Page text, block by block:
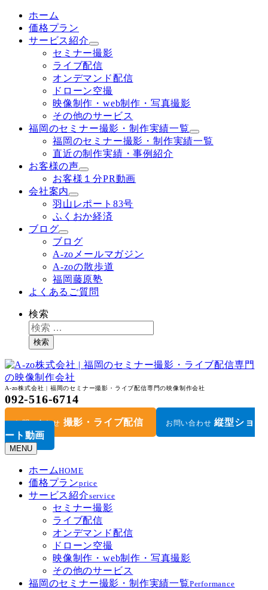
ホーム
価格プラン
サービス紹介
セミナー撮影
ライブ配信
オンデマンド配信
ドローン空撮
映像制作・web制作・写真撮影
その他のサービス
福岡のセミナー撮影・制作実績一覧
福岡のセミナー撮影・制作実績一覧
直近の制作実績・事例紹介
お客様の声
お客様１分PR動画
会社案内
羽山レポート83号
ふくおか経済
ブログ
ブログ
A-zoメールマガジン
A-zoの散歩道
福岡藤原塾
よくあるご質問
検索
検索
A-zo株式会社 | 福岡のセミナー撮影・ライブ配信専門の映像制作会社
092-516-6714
お問い合わせ 撮影・ライブ配信 お問い合わせ 縦型ショ
ート動画
MENU
ホームHOME
価格プランprice
サービス紹介service
セミナー撮影
ライブ配信
オンデマンド配信
ドローン空撮
映像制作・web制作・写真撮影
その他のサービス
福岡のセミナー撮影・制作実績一覧Performance